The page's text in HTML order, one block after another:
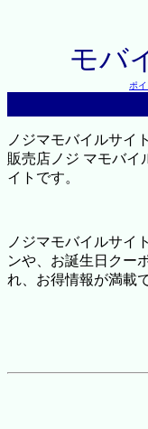
モバ
ポ
ノジマモバイルサイ
販売店ノジ マモバイ
イトです。
ノジマモバイルサイ
ンや、お誕生日クー
れ、お得情報が満載